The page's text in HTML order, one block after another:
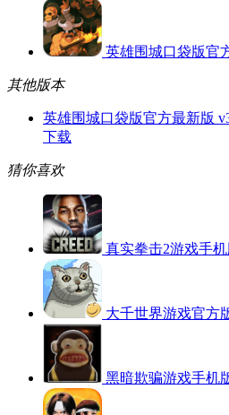
英雄围城口袋版官
其他版本
英雄围城口袋版官方最新版
下载
猜你喜欢
真实拳击2游戏手机
大千世界游戏官方
黑暗欺骗游戏手机